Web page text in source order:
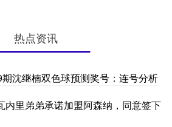
热点资讯
沈继楠双色球预测奖号：连号分析
内里弟弟承诺加盟阿森纳，同意签下